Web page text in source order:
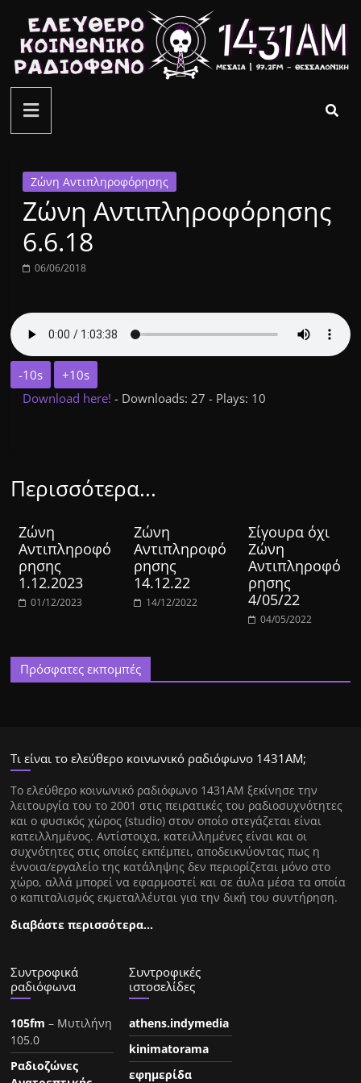
περιεχόμενο
ελεύθερο
κοινωνικό
ραδιόφωνο
1431AM
Ζώνη Αντιπληροφόρησης
Ζώνη Αντιπληροφόρησης
6.6.18
06/06/2018
-10s
+10s
Download here!- Downloads: 27 - Plays: 10
Περισσότερα...
Ζώνη
Αντιπληροφό
ρησης
1.12.2023
01/12/2023
Ζώνη
Αντιπληροφό
ρησης
14.12.22
14/12/2022
Σίγουρα όχι
Ζώνη
Αντιπληροφό
ρησης
4/05/22
04/05/2022
Πρόσφατες εκπομπές
Τι είναι το ελεύθερο κοινωνικό ραδιόφωνο 1431ΑΜ;
Tο ελεύθερο κοινωνικό ραδιόφωνο 1431AM ξεκίνησε την
λειτουργία του το 2001 στις πειρατικές του ραδιοσυχνότητες
και ο φυσικός χώρος (studio) στον οποίο στεγάζεται είναι
κατειλλημένος. Αντίστοιχα, κατειλλημένες είναι και οι
συχνότητες στις οποίες εκπέμπει, αποδεικνύοντας πως η
έννοια/εργαλείο της κατάληψης δεν περιορίζεται μόνο στο
χώρο, αλλά μπορεί να εφαρμοστεί και σε άυλα μέσα τα οποία
ο καπιταλισμός εκμεταλλέυται για την δική του συντήρηση.
διαβάστε περισσότερα…
Συντροφικά
ραδιόφωνα
105fm – Μυτιλήνη
105.0
Ραδιοζώνες
Συντροφικές
ιστοσελίδες
athens.indymedia
kinimatorama
εφημερίδα